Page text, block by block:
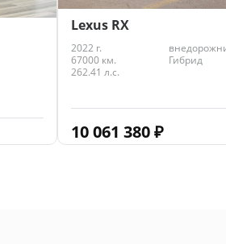
Lexus RX
2022 г.
67000 км.
Гибрид
262.41 л.с.
10 061 380₽